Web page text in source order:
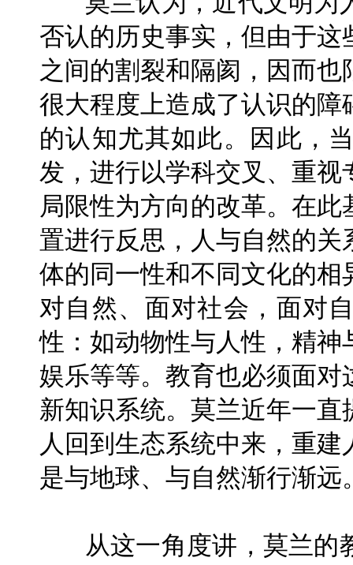
否认的历史事实，但由于
之间的割裂和隔阂，因而
很大程度上造成了认识的
的认知尤其如此。因此，
发，进行以学科交叉、重
局限性为方向的改革。在
置进行反思，人与自然的
体的同一性和不同文化的
对自然、面对社会，面对
性：如动物性与人性，精
娱乐等等。教育也必须面
新知识系统。莫兰近年一
人回到生态系统中来，重
是与地球、与自然渐行渐远
从这一角度讲，莫兰的